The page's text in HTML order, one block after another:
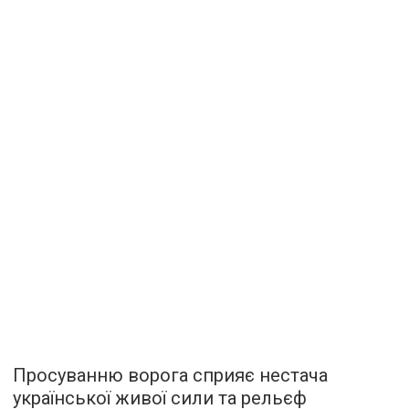
Просуванню ворога сприяє нестача
української живої сили та рельєф